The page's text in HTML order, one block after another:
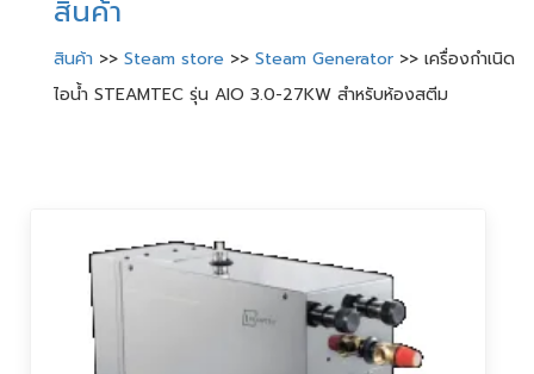
สินค้า
สินค้า >> Steam store >> Steam Generator >> เครื่องกำเนิด
ไอน้ำ STEAMTEC รุ่น AIO 3.0-27KW สำหรับห้องสตีม